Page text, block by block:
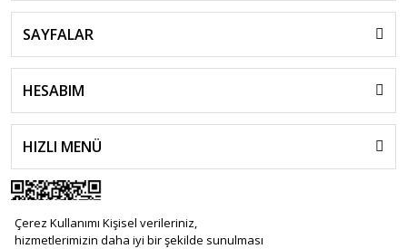
Çerez Kullanımı Kişisel verileriniz,
hizmetlerimizin daha iyi bir şekilde sunulması
SAYFALAR
HESABIM
HIZLI MENÜ